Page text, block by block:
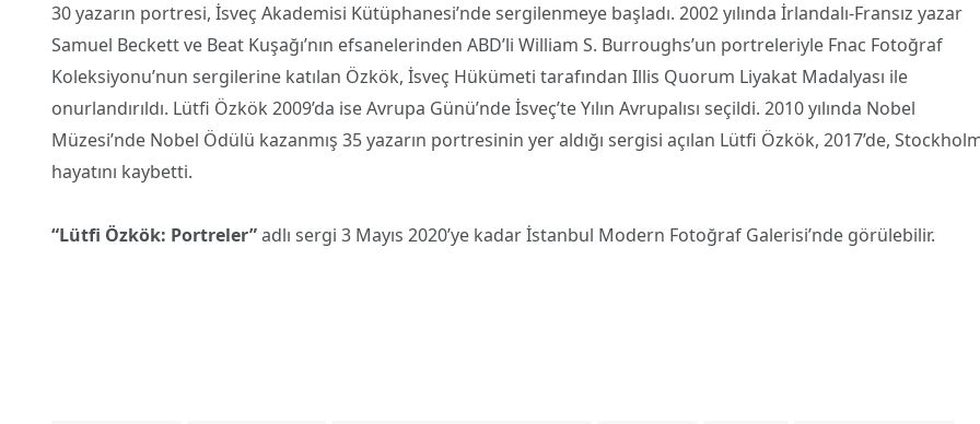
30 yazarın portresi, İsveç Akademisi Kütüphanesi’nde sergilenmeye başladı. 2002 yılında İrlandalı-Fransız yazar
Samuel Beckett ve Beat Kuşağı’nın efsanelerinden ABD’li William S. Burroughs’un portreleriyle Fnac Fotoğraf
Koleksiyonu’nun sergilerine katılan Özkök, İsveç Hükümeti tarafından Illis Quorum Liyakat Madalyası ile
onurlandırıldı. Lütfi Özkök 2009’da ise Avrupa Günü’nde İsveç’te Yılın Avrupalısı seçildi. 2010 yılında Nobel
Müzesi’nde Nobel Ödülü kazanmış 35 yazarın portresinin yer aldığı sergisi açılan Lütfi Özkök, 2017’de,
hayatını kaybetti.
“Lütfi Özkök: Portreler”adlı sergi 3 Mayıs 2020’ye kadar İstanbul Modern Fotoğraf Galerisi’nde görülebilir.